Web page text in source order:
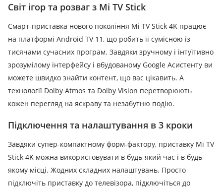
Світ ігор та розваг з Mi TV Stick
Смарт-приставка нового покоління Mi TV Stick 4K працює
на платформі Android TV 11, що робить її сумісною із
тисячами сучасних програм. Завдяки зручному і інтуїтивно
зрозумілому інтерфейсу і вбудованому Google Асистенту ви
можете швидко знайти контент, що вас цікавить. А
технології Dolby Atmos та Dolby Vision перетворюють
кожен перегляд на яскраву та незабутню подію.
Підключення та налаштування в 3 кроки
Завдяки супер-компактному форм-фактору, приставку Mi TV
Stick 4K можна використовувати в будь-який час і в будь-
якому місці. Жодних складних налаштувань. Просто
підключіть приставку до телевізора, підключіться до